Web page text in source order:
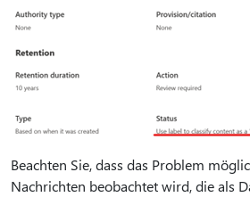
Beachten Sie, dass das Problem
Nachrichten beobachtet wird, die als